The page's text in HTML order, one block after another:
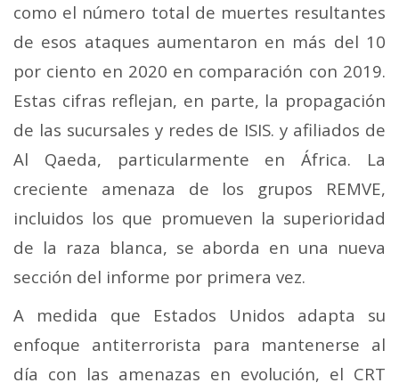
como el número total de muertes resultantes
de esos ataques aumentaron en más del 10
por ciento en 2020 en comparación con 2019.
Estas cifras reflejan, en parte, la propagación
de las sucursales y redes de ISIS. y afiliados de
Al Qaeda, particularmente en África. La
creciente amenaza de los grupos REMVE,
incluidos los que promueven la superioridad
de la raza blanca, se aborda en una nueva
sección del informe por primera vez.
A medida que Estados Unidos adapta su
enfoque antiterrorista para mantenerse al
día con las amenazas en evolución, el CRT